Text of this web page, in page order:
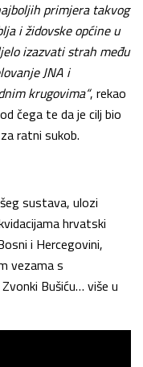
primjera takvog
i židovske općine u
izazvati strah među
JNA i
krugovima“, rekao
čega te da je cilj bio
ratni sukob.
sustava, ulozi
hrvatski
i Hercegovini,
vezama s
Bušiću… više u